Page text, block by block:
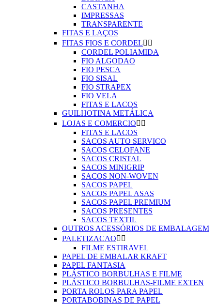
CASTANHA
IMPRESSAS
TRANSPARENTE
FITAS E LAÇOS
FITAS FIOS E CORDEL 
CORDEL POLIAMIDA
FIO ALGODAO
FIO PESCA
FIO SISAL
FIO STRAPEX
FIO VELA
FITAS E LACOS
GUILHOTINA METÁLICA
LOJAS E COMERCIO 
FITAS E LACOS
SACOS AUTO SERVICO
SACOS CELOFANE
SACOS CRISTAL
SACOS MINIGRIP
SACOS NON-WOVEN
SACOS PAPEL
SACOS PAPEL ASAS
SACOS PAPEL PREMIUM
SACOS PRESENTES
SACOS TEXTIL
OUTROS ACESSÓRIOS DE EMBALAGEM
PALETIZACAO 
FILME ESTIRAVEL
PAPEL DE EMBALAR KRAFT
PAPEL FANTASIA
PLÁSTICO BORBULHAS E FILME
PLÁSTICO BORBULHAS-FILME EXTEN
PORTA ROLOS PARA PAPEL
PORTABOBINAS DE PAPEL